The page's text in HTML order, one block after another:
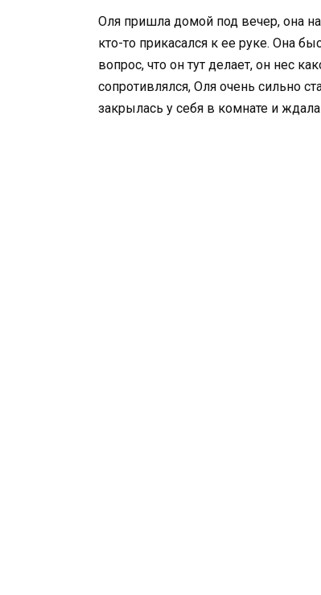
Оля пришла домой под вечер, она
кто-то прикасался к ее руке. Она
вопрос, что он тут делает, он нес
сопротивлялся, Оля очень сильно
закрылась у себя в комнате и